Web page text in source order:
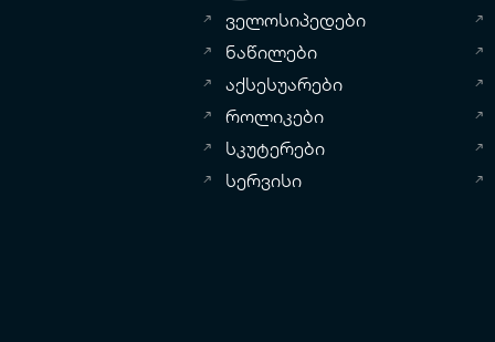
ველოსიპედები
ნაწილები
აქსესუარები
როლიკები
სკუტერები
სერვისი